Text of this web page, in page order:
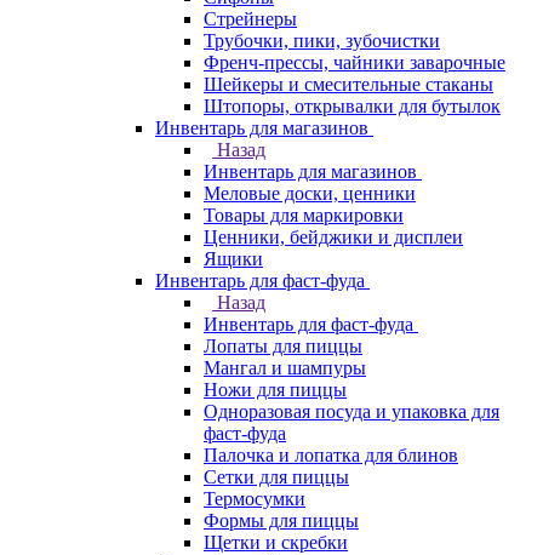
Стрейнеры
Трубочки, пики, зубочистки
Френч-прессы, чайники заварочные
Шейкеры и смесительные стаканы
Штопоры, открывалки для бутылок
Инвентарь для магазинов
Назад
Инвентарь для магазинов
Меловые доски, ценники
Товары для маркировки
Ценники, бейджики и дисплеи
Ящики
Инвентарь для фаст-фуда
Назад
Инвентарь для фаст-фуда
Лопаты для пиццы
Мангал и шампуры
Ножи для пиццы
Одноразовая посуда и упаковка для
фаст-фуда
Палочка и лопатка для блинов
Сетки для пиццы
Термосумки
Формы для пиццы
Щетки и скребки